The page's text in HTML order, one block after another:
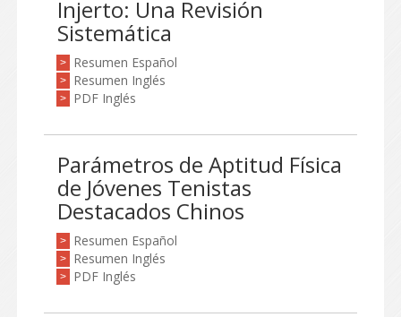
Injerto: Una Revisión
Sistemática
> Resumen Español
> Resumen Inglés
> PDF Inglés
Parámetros de Aptitud Física
de Jóvenes Tenistas
Destacados Chinos
> Resumen Español
> Resumen Inglés
> PDF Inglés